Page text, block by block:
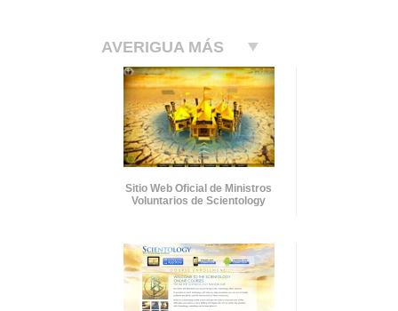
AVERIGUA MÁS
Sitio Web Oficial de Ministros
Voluntarios de Scientology